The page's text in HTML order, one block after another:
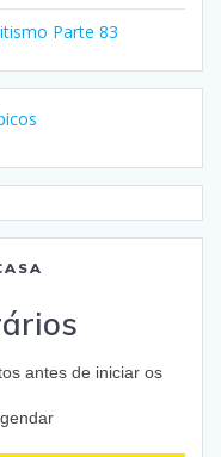
Parte 83
antes de iniciar os